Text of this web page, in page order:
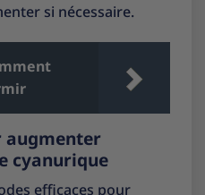
si nécessaire.
augmenter
cyanurique
efficaces pour